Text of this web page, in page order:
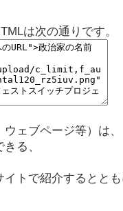
は次の通りです。
ェブページ等）は、
る、
トで紹介するととも